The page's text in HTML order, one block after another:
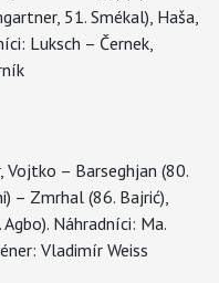
51. Smékal), Haša,
Luksch – Černek,
Vojtko – Barseghjan (80.
– Zmrhal (86. Bajrić),
Náhradníci: Ma.
Vladimír Weiss